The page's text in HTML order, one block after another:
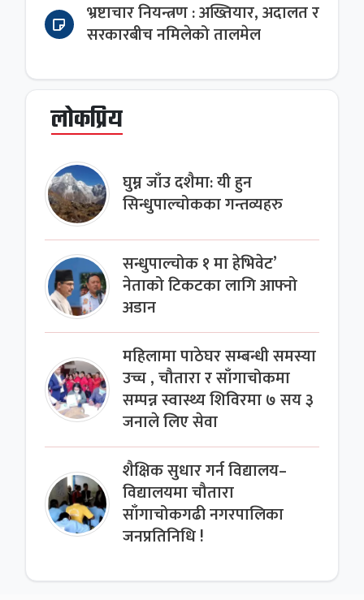
भ्रष्टाचार नियन्त्रण : अख्तियार, अदालत र
सरकारबीच नमिलेको तालमेल
लोकप्रिय
घुम्न जाँउ दशैमा: यी हुन
सिन्धुपाल्चोकका गन्तव्यहरु
सन्धुपाल्चोक १ मा हेभिवेट’
नेताको टिकटका लागि आफ्नो
अडान
महिलामा पाठेघर सम्बन्धी समस्या
उच्च , चौतारा र साँगाचोकमा
सम्पन्न स्वास्थ्य शिविरमा ७ सय ३
जनाले लिए सेवा
शैक्षिक सुधार गर्न विद्यालय–
विद्यालयमा चौतारा
साँगाचोकगढी नगरपालिका
जनप्रतिनिधि !